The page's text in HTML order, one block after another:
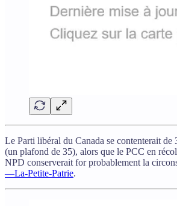
Le Parti libéral du Canada se contenterait de
(un plafond de 35), alors que le PCC en
NPD conserverait for probablement la
—La-Petite-Patrie.